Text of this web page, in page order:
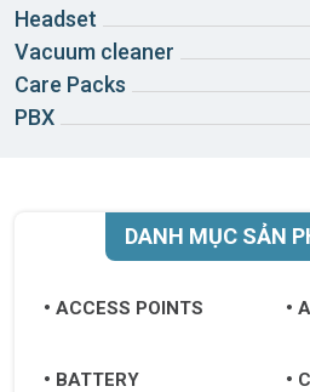
Headset
Vacuum cleaner
Care Packs
PBX
DANH MỤC SẢN
ACCESS POINTS
BATTERY